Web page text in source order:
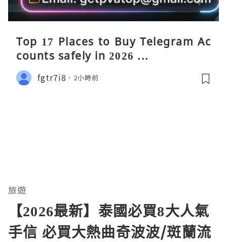
Top 17 Places to Buy Telegram Ac
counts safely in 2026 ...
fgtr7i8 2小時前
旅遊
【2026最新】泰國必買8大人氣
手信 必買大熱曲奇波波/斑蘭流